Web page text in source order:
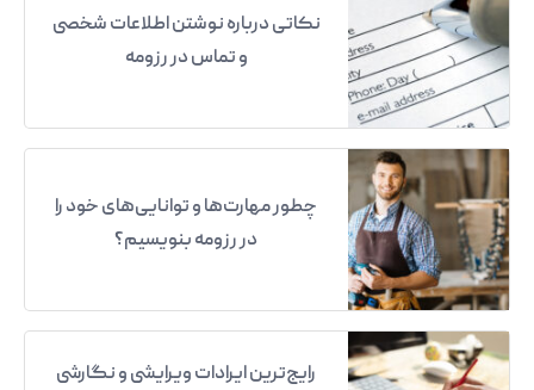
نکاتی درباره نوشتن اطلاعات شخصی
و تماس در رزومه
چطور مهارت‌ها و توانایی‌های خود را
در رزومه بنویسیم؟
رایج‌ترین ایرادات ویرایشی و نگارشی